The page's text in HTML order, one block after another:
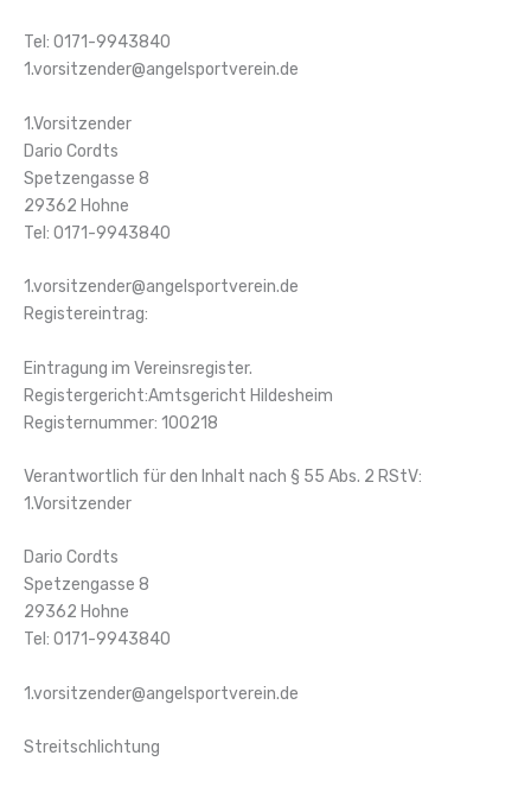
Tel: 0171-9943840
1.vorsitzender@angelsportverein.de
1.Vorsitzender
Dario Cordts
Spetzengasse 8
29362 Hohne
Tel: 0171-9943840
1.vorsitzender@angelsportverein.de
Registereintrag:
Eintragung im Vereinsregister.
Registergericht:Amtsgericht Hildesheim
Registernummer: 100218
Verantwortlich für den Inhalt nach § 55 Abs. 2 RStV:
1.Vorsitzender
Dario Cordts
Spetzengasse 8
29362 Hohne
Tel: 0171-9943840
1.vorsitzender@angelsportverein.de
Streitschlichtung